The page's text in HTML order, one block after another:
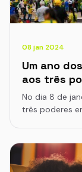
08 jan 2024
Um ano
aos três
No dia 8 de
três poderes